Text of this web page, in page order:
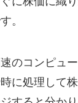
。
のコンピュ
に処理して